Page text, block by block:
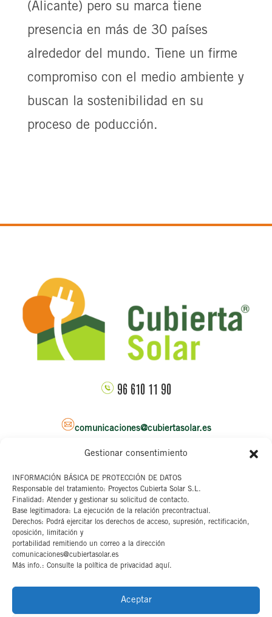
Gestionar consentimiento
INFORMACIÓN BÁSICA DE PROTECCIÓN DE DATOS
Responsable del tratamiento: Proyectos Cubierta Solar S.L.
Finalidad: Atender y gestionar su solicitud de contacto.
Base legitimadora: La ejecución de la relación precontractual.
Derechos: Podrá ejercitar los derechos de acceso, supresión, rectificación,
oposición, limitación y
portabilidad remitiendo un correo a la dirección
comunicaciones@cubiertasolar.es
Más info.: Consulte la política de privacidad aquí.
Aceptar
(Alicante) pero su marca tiene
presencia en más de 30 países
alrededor del mundo. Tiene un firme
compromiso con el medio ambiente y
buscan la sostenibilidad en su
proceso de poducción.
96 610 11 90
comunicaciones@cubiertasolar.es
Sede corporativa
C/ Pascual y Genis, 20
4ª planta
46002 Valencia
Aviso legal
Canal interno